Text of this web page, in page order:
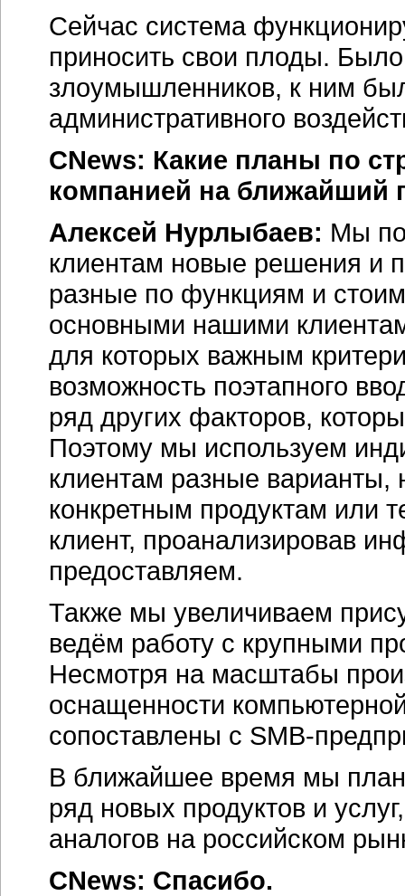
Сейчас система
приносить свои плоды.
злоумышленников, к ним
административного
CNews: Какие планы по
компанией на ближайший
Алексей Нурлыбаев: Мы
клиентам новые решения и
разные по функциям и
основными нашими
для которых важным
возможность поэтапного
ряд других факторов,
Поэтому мы используем
клиентам разные варианты,
конкретным продуктам или
клиент, проанализировав
предоставляем.
Также мы увеличиваем
ведём работу с крупными
Несмотря на масштабы
оснащенности
сопоставлены с SMB-
В ближайшее время мы
ряд новых продуктов и
аналогов на российском
CNews: Спасибо.